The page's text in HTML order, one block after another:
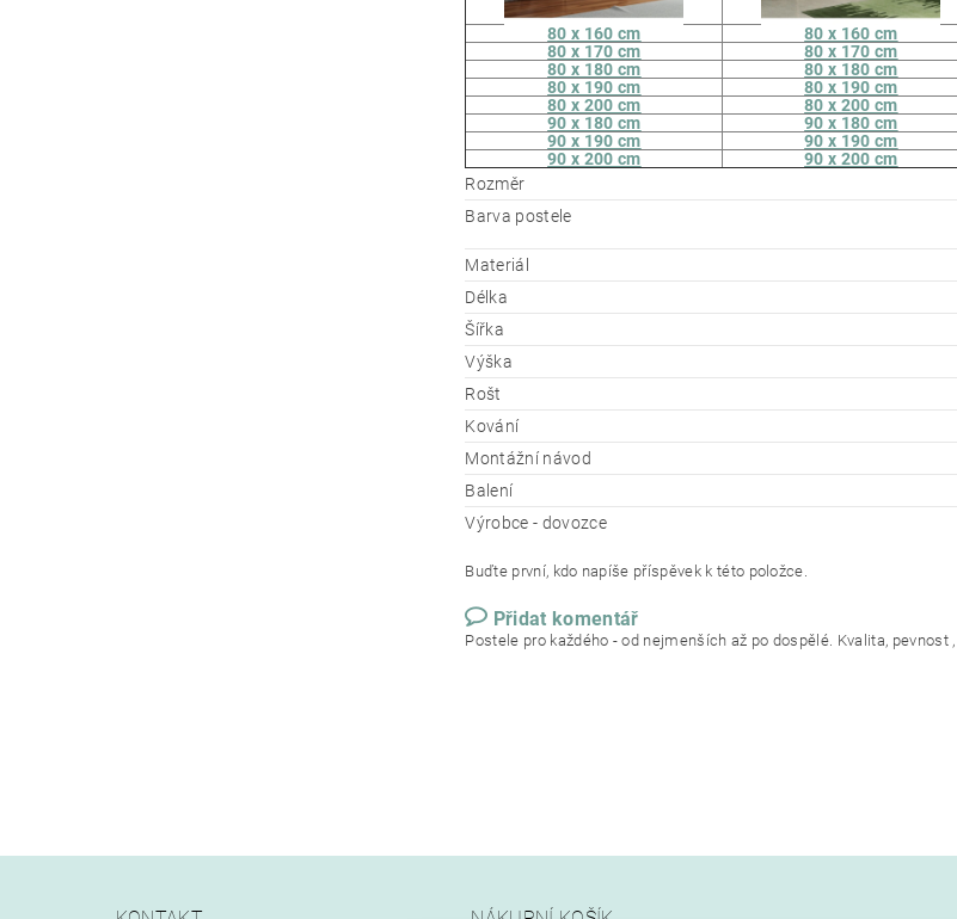
80 x 160 cm 80 x 160 cm
80 x 170 cm
80 x 170 cm
80 x 180 cm
80 x 180 cm
80 x 190 cm
80 x 190 cm
80 x 200 cm
80 x 200 cm
90 x 180 cm
90 x 180 cm
90 x 190 cm
90 x 190 cm
90 x 200 cm
90 x 200 cm
Rozměr
Barva postele
Materiál
Délka
Šířka
Výška
Rošt
Kování
Montážní návod
Balení
Výrobce - dovozce
Buďte první, kdo napíše příspěvek k této položce.
Přidat komentář
Postele pro každého - od nejmenších až po dospělé. Kvalita, pevnost